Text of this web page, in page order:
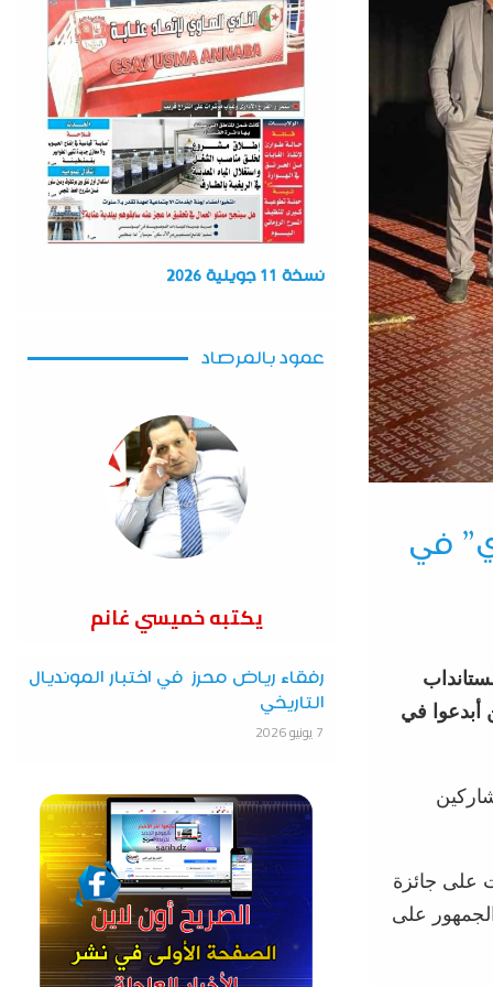
في
أبدعوا في
على جائزة
على
نسخة 11 جويلية 2026
عمود بالمرصاد
يكتبه خميسي غانم
رفقاء رياض محرز في اختبار المونديال
التاريخي
7 يونيو 2026